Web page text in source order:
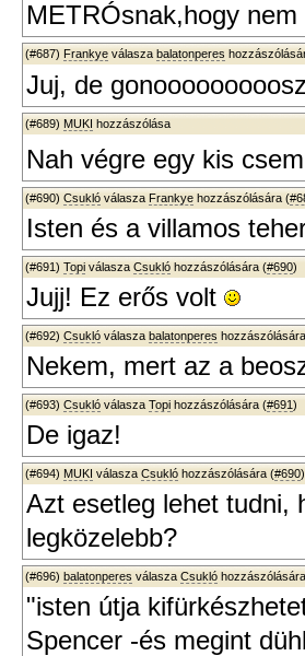
METRÓsnak,hogy
(#687) Frankye válasza balatonperes
Juj, de
(#689) MUKI hozzászólása
Nah végre egy kis
(#690) Csukló válasza Frankye hozzászólására (
Isten és a villamos
(#691) Topi válasza Csukló hozzászólására (#690)
Jujj! Ez erős volt
(#692) Csukló válasza balatonperes
Nekem, mert az a
(#693) Csukló válasza Topi hozzászólására (#691)
De igaz!
(#694) MUKI válasza Csukló hozzászólására (#690)
Azt esetleg lehet tudni,
legközelebb?
(#696) balatonperes válasza Csukló
"isten útja
Spencer -és megint